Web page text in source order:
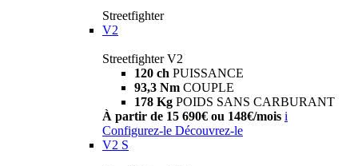
Streetfighter
V2
Streetfighter V2
120 ch PUISSANCE
93,3 Nm COUPLE
178 Kg POIDS SANS CARBURANT
À partir de 15 690€ ou 148€/mois i
Configurez-le Découvrez-le
V2 S